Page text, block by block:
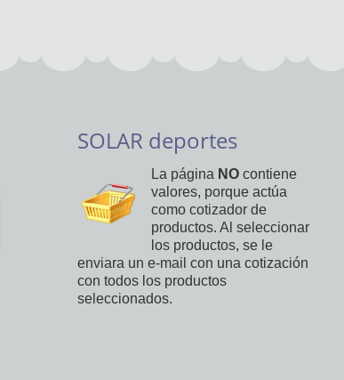
SOLAR deportes
La página NO contiene
valores, porque actúa
como cotizador de
productos. Al seleccionar
los productos, se le
enviara un e-mail con una cotización
con todos los productos
seleccionados.